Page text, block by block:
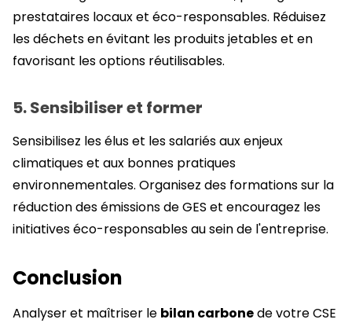
prestataires locaux et éco-responsables. Réduisez
les déchets en évitant les produits jetables et en
favorisant les options réutilisables.
5. Sensibiliser et former
Sensibilisez les élus et les salariés aux enjeux
climatiques et aux bonnes pratiques
environnementales. Organisez des formations sur la
réduction des émissions de GES et encouragez les
initiatives éco-responsables au sein de l'entreprise.
Conclusion
Analyser et maîtriser le bilan carbonede votre CSE